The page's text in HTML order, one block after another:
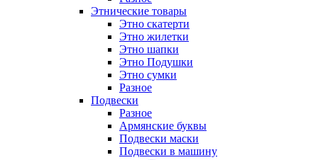
Этнические товары
Этно скатерти
Этно жилетки
Этно шапки
Этно Подушки
Этно сумки
Разное
Подвески
Разное
Армянские буквы
Подвески маски
Подвески в машину